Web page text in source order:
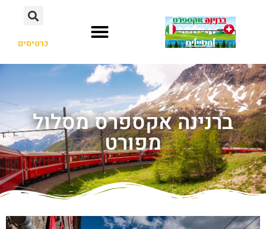
כרטיסים
ברנינה אקספרס מסלול
מפורט